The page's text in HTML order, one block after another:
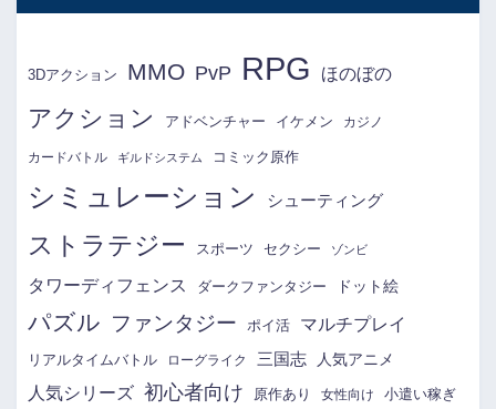
3Dアクション MMO PvP RPG ほのぼの
アクション アドベンチャー イケメン カジノ
カードバトル ギルドシステム コミック原作
シミュレーション シューティング
ストラテジー スポーツ セクシー ゾンビ
タワーディフェンス ダークファンタジー ドット絵
パズル ファンタジー ポイ活 マルチプレイ
リアルタイムバトル ローグライク 三国志 人気アニメ
人気シリーズ 初心者向け 原作あり 女性向け 小遣い稼ぎ